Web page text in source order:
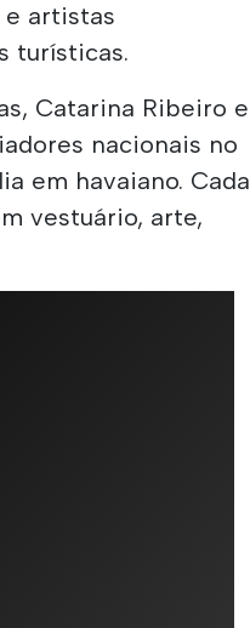
artistas
turísticas.
Catarina Ribeiro e
nacionais no
em havaiano. Cada
vestuário, arte,